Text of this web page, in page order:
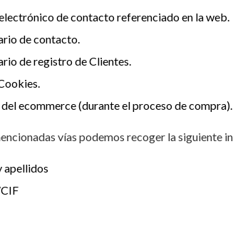
de contacto referenciado en la web.
de contacto.
de registro de Clientes.
ecommerce (durante el proceso de compra).
vías podemos recoger la siguiente
apellidos